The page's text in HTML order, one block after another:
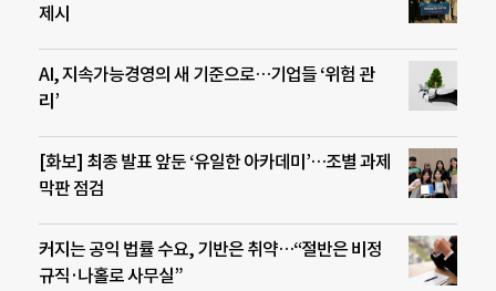
제시
AI, 지속가능경영의 새 기준으로…기업들 ‘위험 관
리’
[화보] 최종 발표 앞둔 ‘유일한 아카데미’…조별 과제
막판 점검
커지는 공익 법률 수요, 기반은 취약…“절반은 비정
규직·나홀로 사무실”